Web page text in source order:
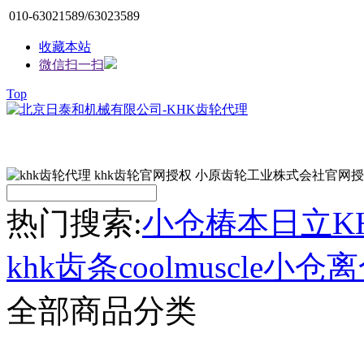
010-63021589/63023589
收藏本站
微信扫一扫
Top
热门搜索:小仓椿本 日立
khk齿条coolmuscle小仓
全部商品分类